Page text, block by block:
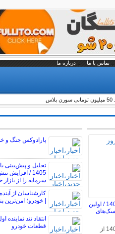
تماس با ما درباره ما
قیمت خودرو امروز 15 مرداد 1405 / اولین
قیمت خودرو امروز 15 مرداد 1405 از
پارادوکس جنگ و
تحلیل و پیش‌بینی
1405 /
سرمایه را از
کارشناسان از
| خودرو؛ امن‌ترین
انتقاد تند نماینده
قطعات خودرو